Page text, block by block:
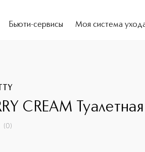
Бьюти-сервисы Моя система
CREAM
(0)